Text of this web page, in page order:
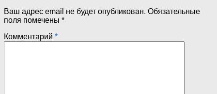
Ваш адрес email не будет опубликован. Обязательные
поля помечены *
Комментарий *